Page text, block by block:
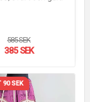
585 SEK
385 SEK
90 SEK